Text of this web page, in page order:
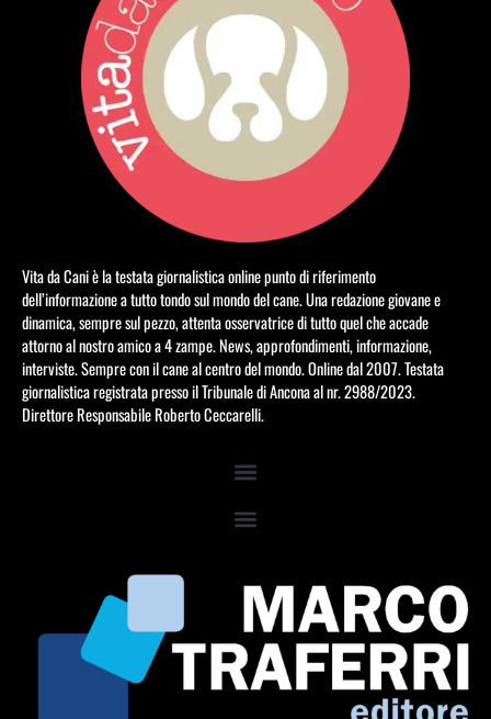
Vita da Cani è la testata giornalistica online punto di riferimento
dell’informazione a tutto tondo sul mondo del cane. Una redazione giovane e
dinamica, sempre sul pezzo, attenta osservatrice di tutto quel che accade
attorno al nostro amico a 4 zampe. News, approfondimenti, informazione,
interviste. Sempre con il cane al centro del mondo. Online dal 2007. Testata
giornalistica registrata presso il Tribunale di Ancona al nr. 2988/2023.
Direttore Responsabile Roberto Ceccarelli.